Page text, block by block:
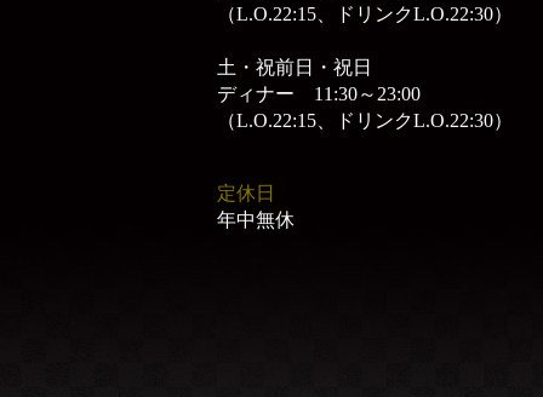
（L.O.22:15、ドリンクL.O.22:30）
土・祝前日・祝日
ディナー 11:30～23:00
（L.O.22:15、ドリンクL.O.22:30）
定休日
年中無休